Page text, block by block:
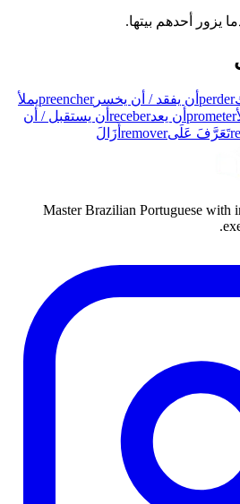
يزور أحدهم بيتها.
perder أن يفقد / أن يخسرpreencherيملأ
prometer أن يعدreceber أن يستقبل / أن
تَعَرَّفَ عَلَىremover أَزَالَ
Master Brazilian Portuguese with